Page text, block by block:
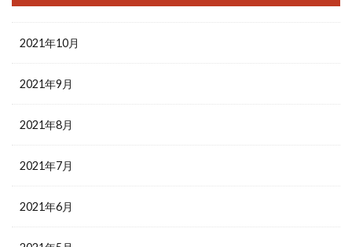
2021年10月
2021年9月
2021年8月
2021年7月
2021年6月